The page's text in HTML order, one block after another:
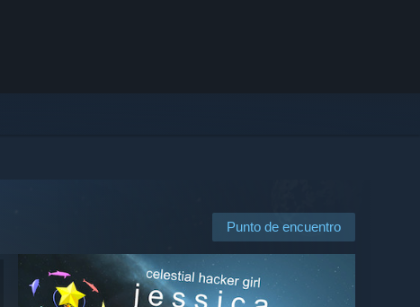
Punto de encuentro